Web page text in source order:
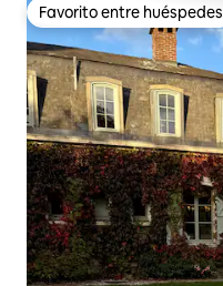
Favorito entre huéspedes
Favorito entre huéspedes